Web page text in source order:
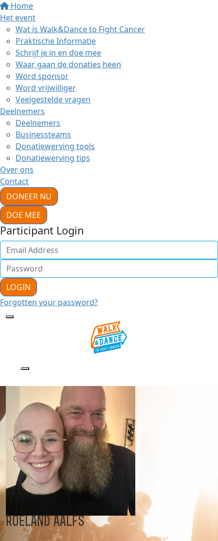
Home
Het event
Wat is Walk&Dance to Fight Cancer
Praktische Informatie
Schrijf je in en doe mee
Waar gaan de donaties heen
Word sponsor
Word vrijwilliger
Veelgestelde vragen
Deelnemers
Deelnemers
Businessteams
Donatiewerving tools
Donatiewerving tips
Over ons
Contact
DONEER NU
DOE MEE
Participant Login
LOGIN
Forgotten your password?
Roeland Aalfs